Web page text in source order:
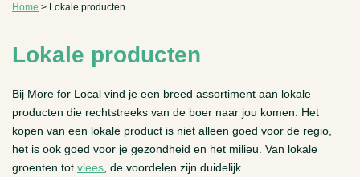
Home > Lokale producten
Lokale producten
Bij More for Local vind je een breed assortiment aan lokale
producten die rechtstreeks van de boer naar jou komen. Het
kopen van een lokale product is niet alleen goed voor de regio,
het is ook goed voor je gezondheid en het milieu. Van lokale
groenten tot vlees , de voordelen zijn duidelijk.